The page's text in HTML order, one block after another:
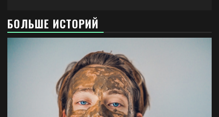
БОЛЬШЕ ИСТОРИЙ